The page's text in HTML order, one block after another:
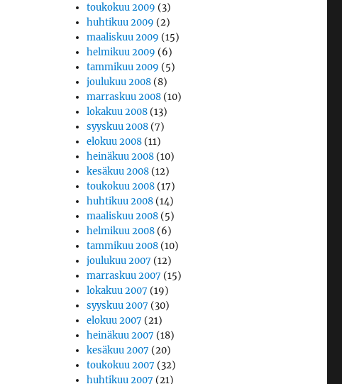
toukokuu 2009 (3)
huhtikuu 2009 (2)
maaliskuu 2009 (15)
helmikuu 2009 (6)
tammikuu 2009 (5)
joulukuu 2008 (8)
marraskuu 2008 (10)
lokakuu 2008 (13)
syyskuu 2008 (7)
elokuu 2008 (11)
heinäkuu 2008 (10)
kesäkuu 2008 (12)
toukokuu 2008 (17)
huhtikuu 2008 (14)
maaliskuu 2008 (5)
helmikuu 2008 (6)
tammikuu 2008 (10)
joulukuu 2007 (12)
marraskuu 2007 (15)
lokakuu 2007 (19)
syyskuu 2007 (30)
elokuu 2007 (21)
heinäkuu 2007 (18)
kesäkuu 2007 (20)
toukokuu 2007 (32)
huhtikuu 2007 (21)